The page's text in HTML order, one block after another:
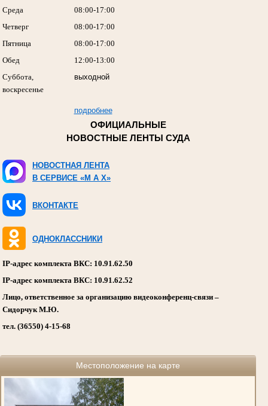
Среда
08:00-17:00
Четверг
08:00-17:00
Пятница
08:00-17:00
Обед
12:00-13:00
Суббота,
воскресенье
выходной
подробнее
ОФИЦИАЛЬНЫЕ
НОВОСТНЫЕ ЛЕНТЫ СУДА
НОВОСТНАЯ ЛЕНТА
В СЕРВИСЕ «M A X»
ВКОНТАКТЕ
ОДНОКЛАССНИКИ
IP-адрес комплекта ВКС: 10.91.62.50
IP-адрес комплекта ВКС: 10.91.62.52
Лицо, ответственное за организацию видеоконференц-связи –
Сидорчук М.Ю.
тел. (36550) 4-15-68
Местоположение на карте